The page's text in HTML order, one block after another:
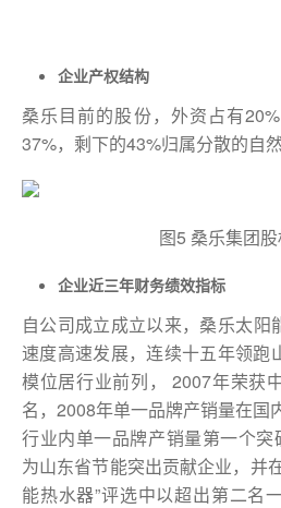
企业产权结构
桑乐目前的股份，外资占有
37%，剩下的43%归属分散的自然
图5 桑乐集团
企业近三年财务绩效指标
自公司成立成立以来，桑乐太阳
速度高速发展，连续十五年领跑
模位居行业前列， 2007年荣获
名，2008年单一品牌产销量在国
行业内单一品牌产销量第一个
为山东省节能突出贡献企业，并
能热水器”评选中以超出第二名